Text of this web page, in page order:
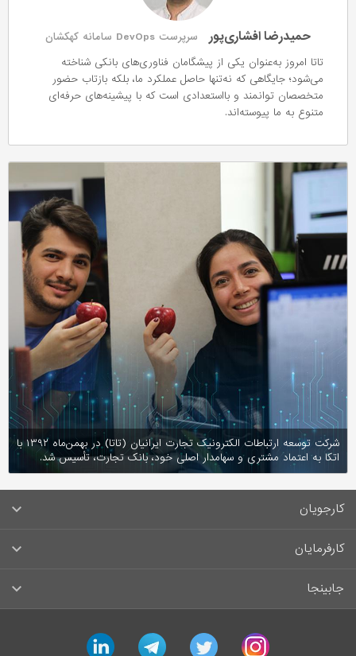
حمیدرضا افشاری‌پور
سرپرست DevOps سامانه کهکشان
تاتا امروز به‌عنوان یکی از پیشگامان فناوری‌های بانکی شناخته
می‌شود؛ جایگاهی که نه‌تنها حاصل عملکرد ما، بلکه بازتاب حضور
متخصصان توانمند و بااستعدادی است که با پیشینه‌های حرفه‌ای
متنوع به ما پیوسته‌اند.
شرکت توسعه ارتباطات الکترونیک تجارت ایرانیان (تاتا) در بهمن‌ماه ۱۳۹۲ با
اتکا به اعتماد مشتری و سهامدار اصلی خود، بانک تجارت، تأسیس شد.
کارجویان
سوالات متداول کارجویان
لیست مشاغل
آگهی‌های استخدام
کارفرمایان
راهنمای ثبت آگهی استخدام
قوانین و مقررات کارفرمایان
جابینجا
instagram
twitter
telegram
linkedin